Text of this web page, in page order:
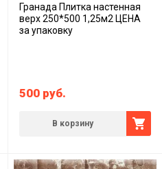
Гранада Плитка настенная
верх 250*500 1,25м2 ЦЕНА
за упаковку
500 руб.
В корзину